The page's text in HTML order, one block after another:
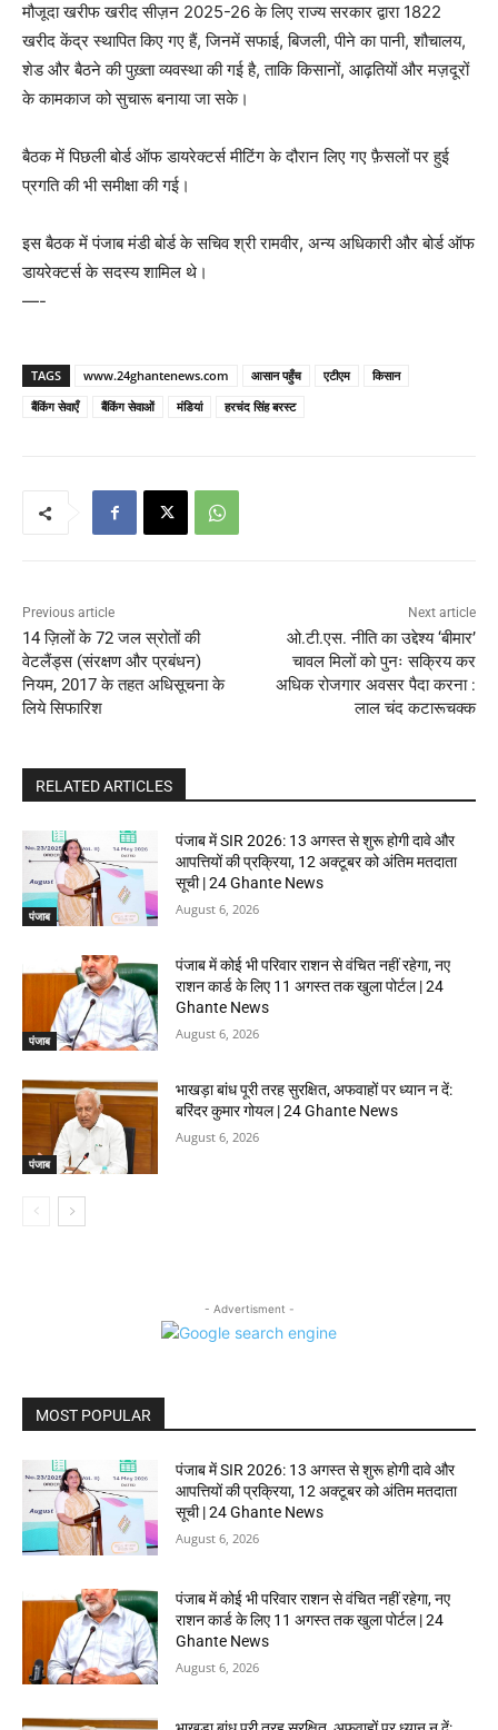
मौजूदा खरीफ खरीद सीज़न 2025-26 के लिए राज्य सरकार द्वारा 1822
खरीद केंद्र स्थापित किए गए हैं, जिनमें सफाई, बिजली, पीने का पानी, शौचालय,
शेड और बैठने की पुख़्ता व्यवस्था की गई है, ताकि किसानों, आढ़तियों और मज़दूरों
के कामकाज को सुचारू बनाया जा सके।
बैठक में पिछली बोर्ड ऑफ डायरेक्टर्स मीटिंग के दौरान लिए गए फ़ैसलों पर हुई
प्रगति की भी समीक्षा की गई।
इस बैठक में पंजाब मंडी बोर्ड के सचिव श्री रामवीर, अन्य अधिकारी और बोर्ड ऑफ
डायरेक्टर्स के सदस्य शामिल थे।
—-
TAGS www.24ghantenews.com आसान पहुँच एटीएम
किसान
बैंकिंग सेवाएँ
बैंकिंग सेवाओं मंडियां हरचंद सिंह बरस्ट
Previous article
14 ज़िलों के 72 जल स्रोतों की
वेटलैंड्स (संरक्षण और प्रबंधन)
नियम, 2017 के तहत अधिसूचना के
लिये सिफारिश
Next article
ओ.टी.एस. नीति का उद्देश्य ‘बीमार’
चावल मिलों को पुनः सक्रिय कर
अधिक रोजगार अवसर पैदा करना :
लाल चंद कटारूचक्क
RELATED ARTICLES
पंजाब
पंजाब में SIR 2026: 13 अगस्त से शुरू होगी दावे और
आपत्तियों की प्रक्रिया, 12 अक्टूबर को अंतिम मतदाता
सूची | 24 Ghante News
August 6, 2026
पंजाब
पंजाब में कोई भी परिवार राशन से वंचित नहीं रहेगा, नए
राशन कार्ड के लिए 11 अगस्त तक खुला पोर्टल | 24
Ghante News
August 6, 2026
पंजाब
भाखड़ा बांध पूरी तरह सुरक्षित, अफवाहों पर ध्यान न दें:
बरिंदर कुमार गोयल | 24 Ghante News
August 6, 2026
- Advertisment -
MOST POPULAR
पंजाब में SIR 2026: 13 अगस्त से शुरू होगी दावे और
आपत्तियों की प्रक्रिया, 12 अक्टूबर को अंतिम मतदाता
सूची | 24 Ghante News
August 6, 2026
पंजाब में कोई भी परिवार राशन से वंचित नहीं रहेगा, नए
राशन कार्ड के लिए 11 अगस्त तक खुला पोर्टल | 24
Ghante News
August 6, 2026